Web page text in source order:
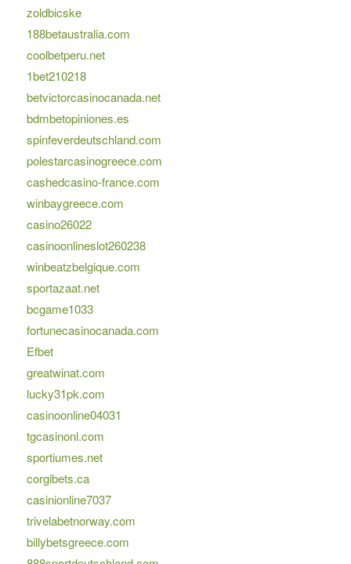
zoldbicske
188betaustralia.com
coolbetperu.net
1bet210218
betvictorcasinocanada.net
bdmbetopiniones.es
spinfeverdeutschland.com
polestarcasinogreece.com
cashedcasino-france.com
winbaygreece.com
casino26022
casinoonlineslot260238
winbeatzbelgique.com
sportazaat.net
bcgame1033
fortunecasinocanada.com
Efbet
greatwinat.com
lucky31pk.com
casinoonline04031
tgcasinonl.com
sportiumes.net
corgibets.ca
casinionline7037
trivelabetnorway.com
billybetsgreece.com